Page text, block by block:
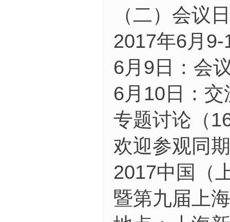
（二）会议
2017年6月9-
6月9日：会
6月10日：
专题讨论（
欢迎参观同
2017中国（
暨第九届上